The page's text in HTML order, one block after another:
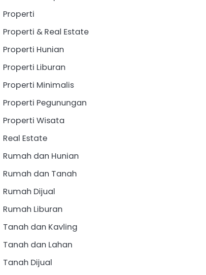
Properti
Properti & Real Estate
Properti Hunian
Properti Liburan
Properti Minimalis
Properti Pegunungan
Properti Wisata
Real Estate
Rumah dan Hunian
Rumah dan Tanah
Rumah Dijual
Rumah Liburan
Tanah dan Kavling
Tanah dan Lahan
Tanah Dijual